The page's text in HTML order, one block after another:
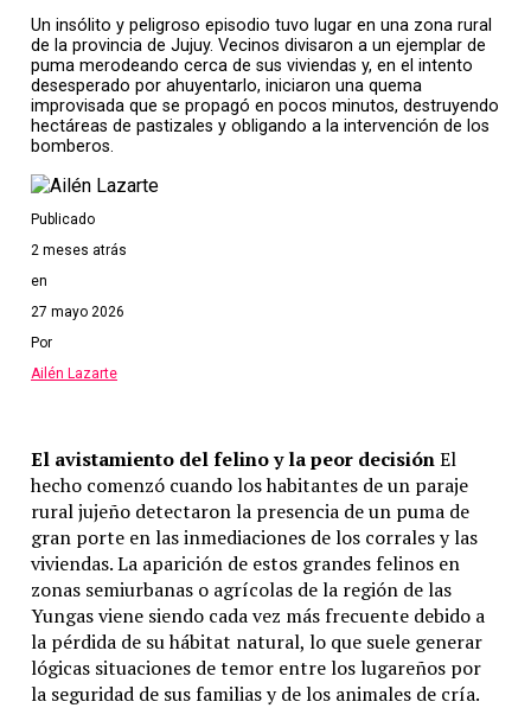
Un insólito y peligroso episodio tuvo lugar en una zona rural
de la provincia de Jujuy. Vecinos divisaron a un ejemplar de
puma merodeando cerca de sus viviendas y, en el intento
desesperado por ahuyentarlo, iniciaron una quema
improvisada que se propagó en pocos minutos, destruyendo
hectáreas de pastizales y obligando a la intervención de los
bomberos.
Publicado
2 meses atrás
en
27 mayo 2026
Por
Ailén Lazarte
El avistamiento del felino y la peor decisiónEl
hecho comenzó cuando los habitantes de un paraje
rural jujeño detectaron la presencia de un puma de
gran porte en las inmediaciones de los corrales y las
viviendas. La aparición de estos grandes felinos en
zonas semiurbanas o agrícolas de la región de las
Yungas viene siendo cada vez más frecuente debido a
la pérdida de su hábitat natural, lo que suele generar
lógicas situaciones de temor entre los lugareños por
la seguridad de sus familias y de los animales de cría.